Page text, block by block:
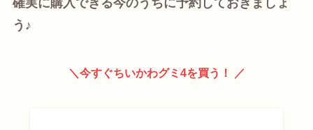
う♪
＼今すぐちいかわグミ4を買う！ ／